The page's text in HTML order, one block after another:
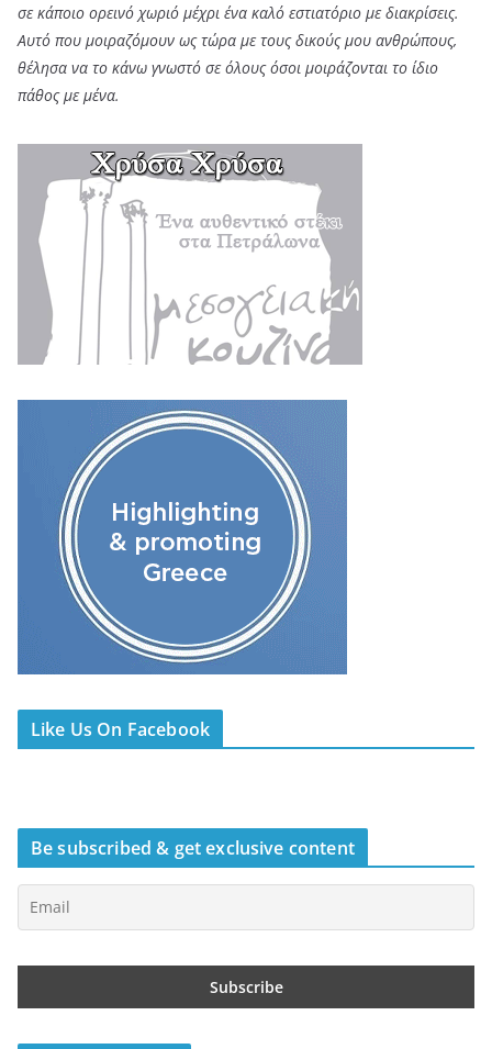
σε κάποιο ορεινό χωριό μέχρι ένα καλό εστιατόριο με διακρίσεις.
Αυτό που μοιραζόμουν ως τώρα με τους δικούς μου ανθρώπους,
θέλησα να το κάνω γνωστό σε όλους όσοι μοιράζονται το ίδιο
πάθος με μένα.
Like Us On Facebook
Be subscribed & get exclusive content